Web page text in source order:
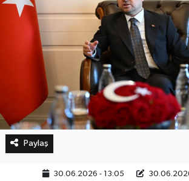
Paylaş
30.06.2026 - 13:05